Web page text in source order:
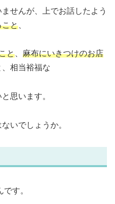
せんが、上でお話したよう
こと
と
麻布にいきつけのお店
相当裕福な
思います。
いでしょうか。
です。